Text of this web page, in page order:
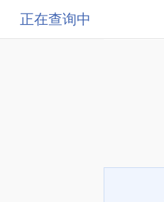
正在查询中